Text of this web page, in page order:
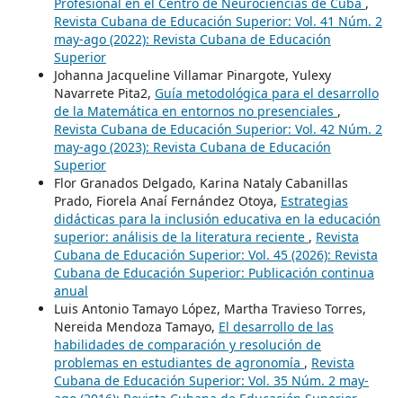
Revista Cubana de Educación Superior: Vol. 41 Núm. 2
may-ago (2022): Revista Cubana de Educación
Superior
Johanna Jacqueline Villamar Pinargote, Yulexy
Navarrete Pita2, Guía metodológica para el desarrollo
de la Matemática en entornos no presenciales ,
Revista Cubana de Educación Superior: Vol. 42 Núm. 2
may-ago (2023): Revista Cubana de Educación
Superior
Flor Granados Delgado, Karina Nataly Cabanillas
Prado, Fiorela Anaí Fernández Otoya, Estrategias
didácticas para la inclusión educativa en la educación
superior: análisis de la literatura reciente , Revista
Cubana de Educación Superior: Vol. 45 (2026): Revista
Cubana de Educación Superior: Publicación continua
anual
Luis Antonio Tamayo López, Martha Travieso Torres,
Nereida Mendoza Tamayo, El desarrollo de las
habilidades de comparación y resolución de
problemas en estudiantes de agronomía , Revista
Cubana de Educación Superior: Vol. 35 Núm. 2 may-